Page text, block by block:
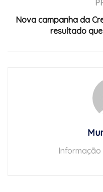
Nova campanha da
resultado